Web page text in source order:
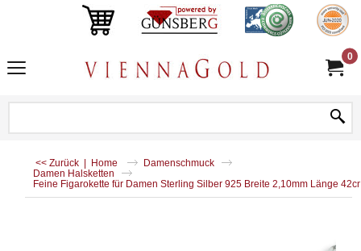
0
<< Zurück | Home
Damenschmuck
Damen Halsketten
Feine Figarokette für Damen Sterling Silber 925 Breite 2,10mm Länge